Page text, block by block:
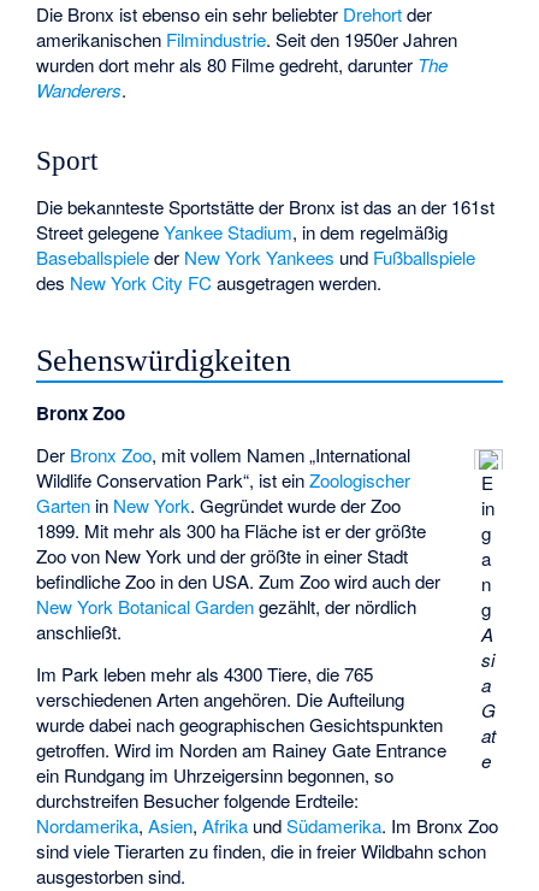
Die Bronx ist ebenso ein sehr beliebter Drehortder
amerikanischen Filmindustrie. Seit den 1950er Jahren
wurden dort mehr als 80 Filme gedreht, darunter The
Wanderers.
Sport
Die bekannteste Sportstätte der Bronx ist das an der 161st
Street gelegeneYankee Stadium, in dem regelmäßig
Baseballspieleder New York Yankees und Fußballspiele
des New York City FCausgetragen werden.
Sehenswürdigkeiten
Bronx Zoo
E
in
g
a
n
g
A
si
a
G
at
e
Der Bronx Zoo, mit vollem Namen „International
Wildlife Conservation Park“, ist einZoologischer
Garten in New York. Gegründet wurde der Zoo
1899. Mit mehr als 300 ha Fläche ist er der größte
Zoo von New York und der größte in einer Stadt
befindliche Zoo in den USA. Zum Zoo wird auch der
New York Botanical Gardengezählt, der nördlich
anschließt.
Im Park leben mehr als 4300 Tiere, die 765
verschiedenen Arten angehören. Die Aufteilung
wurde dabei nach geographischen Gesichtspunkten
getroffen. Wird im Norden am Rainey Gate Entrance
ein Rundgang im Uhrzeigersinn begonnen, so
durchstreifen Besucher folgende Erdteile:
Nordamerika,Asien,Afrika undSüdamerika. Im Bronx Zoo
sind viele Tierarten zu finden, die in freier Wildbahn schon
ausgestorben sind.